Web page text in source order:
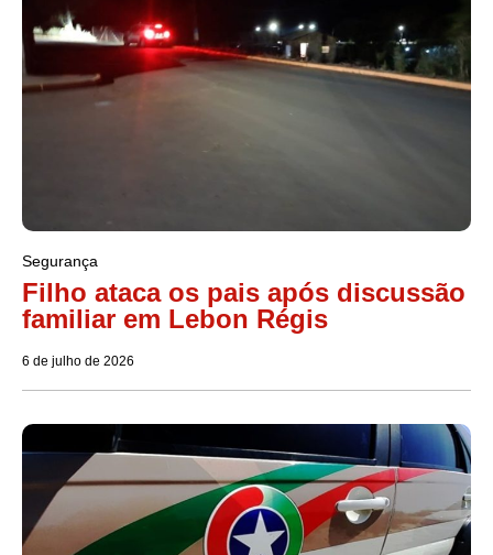
Segurança
Filho ataca os pais após discussão
familiar em Lebon Régis
6 de julho de 2026